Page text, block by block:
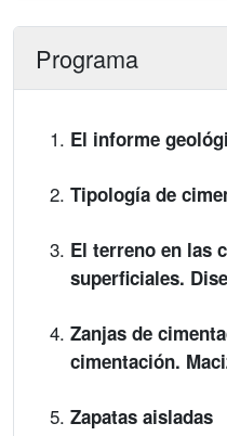
Programa
El informe
Tipología de
El terreno en las
superficiales.
Zanjas de
cimentación.
Zapatas aisladas